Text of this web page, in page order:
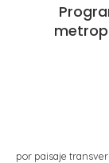
por paisaje